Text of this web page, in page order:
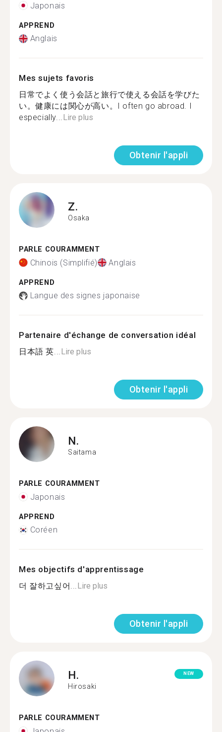
Japonais
APPREND
Anglais
Mes sujets favoris
日常でよく使う会話と旅行で使える会話を学びた
い。健康には関心が高い。I often go abroad. I
especially...Lire plus
Obtenir l'appli
Z.
Osaka
PARLE COURAMMENT
Chinois (Simplifié) Anglais
APPREND
Langue des signes japonaise
Partenaire d'échange de conversation idéal
日本語 英...Lire plus
Obtenir l'appli
N.
Saitama
PARLE COURAMMENT
Japonais
APPREND
Coréen
Mes objectifs d'apprentissage
더 잘하고싶어...Lire plus
Obtenir l'appli
H.
Hirosaki
NEW
PARLE COURAMMENT